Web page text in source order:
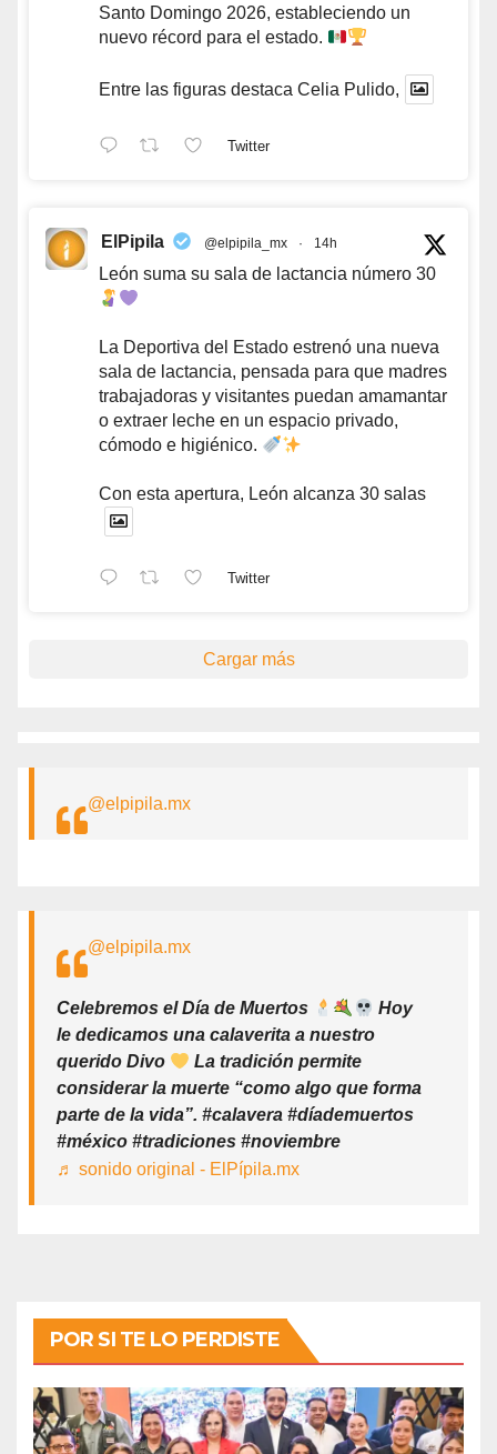
Santo Domingo 2026, estableciendo un
nuevo récord para el estado.
Entre las figuras destaca Celia Pulido,
Twitter
ElPipila @elpipila_mx · 14h
León suma su sala de lactancia número 30
La Deportiva del Estado estrenó una nueva
sala de lactancia, pensada para que madres
trabajadoras y visitantes puedan amamantar
o extraer leche en un espacio privado,
cómodo e higiénico.
Con esta apertura, León alcanza 30 salas
Twitter
Cargar más
@elpipila.mx
@elpipila.mx
Celebremos el Día de Muertos
Hoy
le dedicamos una calaverita a nuestro
querido Divo
La tradición permite
considerar la muerte “como algo que forma
parte de la vida”. #calavera #díademuertos
#méxico #tradiciones #noviembre
♬ sonido original - ElPípila.mx
POR SI TE LO PERDISTE